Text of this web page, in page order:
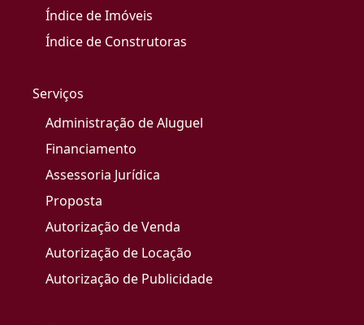
Índice de Imóveis
Índice de Construtoras
Serviços
Administração de Aluguel
Financiamento
Assessoria Jurídica
Proposta
Autorização de Venda
Autorização de Locação
Autorização de Publicidade